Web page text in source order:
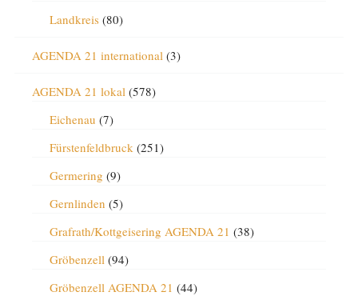
Landkreis(80)
AGENDA 21 international(3)
AGENDA 21 lokal(578)
Eichenau (7)
Fürstenfeldbruck(251)
Germering (9)
Gernlinden (5)
Grafrath/Kottgeisering AGENDA 21 (38)
Gröbenzell(94)
Gröbenzell AGENDA 21 (44)